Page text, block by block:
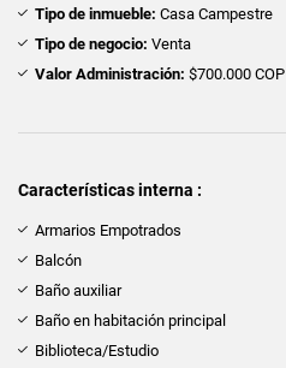
Tipo de inmueble: Casa Campestre
Tipo de negocio: Venta
Valor Administración: $700.000 COP
Características interna :
Armarios Empotrados
Balcón
Baño auxiliar
Baño en habitación principal
Biblioteca/Estudio